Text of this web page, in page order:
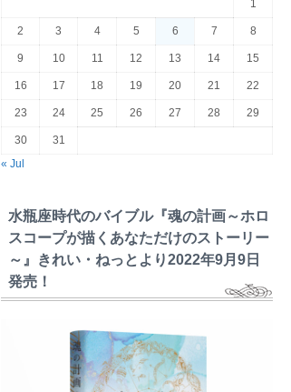
1
2 3 4 5 6 7 8
9 10 11 12 13 14 15
16 17 18 19 20 21 22
23 24 25 26 27 28 29
30
31
« Jul
水瓶座時代のバイブル『魂の計画～ホロ
スコープが描くあなただけのストーリー
～』きれい・ねっとより2022年9月9日
発売！